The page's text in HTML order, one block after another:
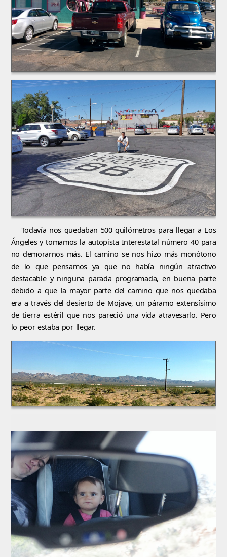
Todavía nos quedaban 500 quilómetros para llegar a Los
Ángeles y tomamos la autopista Interestatal número 40 para
no demorarnos más. El camino se nos hizo más monótono
de lo que pensamos ya que no había ningún atractivo
destacable y ninguna parada programada, en buena parte
debido a que la mayor parte del camino que nos quedaba
era a través del desierto de Mojave, un páramo extensísimo
de tierra estéril que nos pareció una vida atravesarlo. Pero
lo peor estaba por llegar.